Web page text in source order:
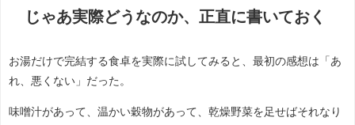
じゃあ実際どうなのか、正直に書いておく
お湯だけで完結する食卓を実際に試してみると、最初の感想は「あ
れ、悪くない」だった。
味噌汁があって、温かい穀物があって、乾燥野菜を足せばそれなり